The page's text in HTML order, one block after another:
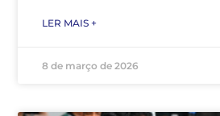
LER MAIS +
8 de março de 2026